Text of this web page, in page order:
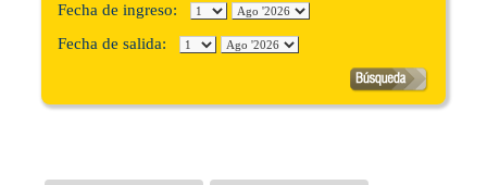
Fecha de ingreso:
Fecha de salida: